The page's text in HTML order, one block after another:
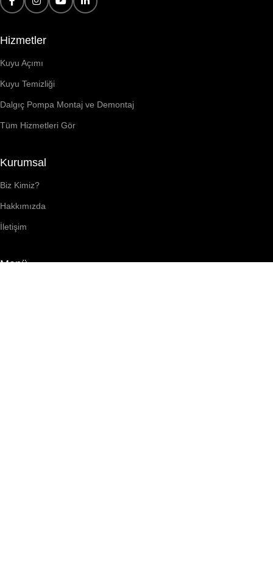
Hizmetler
Kuyu Açımı
Kuyu Temizliği
Dalgıç Pompa Montaj ve Demontaj
Tüm Hizmetleri Gör
Kurumsal
Biz Kimiz?
Hakkımızda
İletişim
Menü